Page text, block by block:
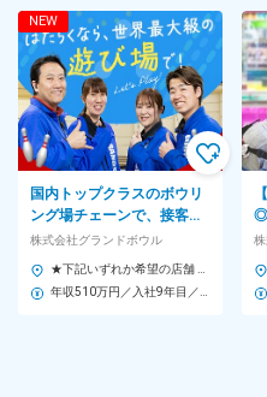
◆本社：神奈川県横浜市都筑区
＜アクセス＞
横浜市営地下鉄グリーンライン
※受動喫煙対策：屋内喫煙可能
勤務時間
6：00～翌6：00の間でシフト
＜シフト例＞
06：00～15：00
NEW
国内トップクラスのボウリ
ング場チェーンで、接客、
イベント企画、店舗運営な
株式会社グランドボウル
◎